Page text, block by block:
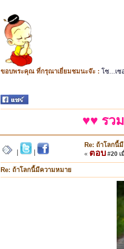
ขอบพระคุณ ที่กรุณาเยี่ยมชมนะจ๊ะ : โซ...เซ
♥♥ รว
Re: ถ้าโลกนี้
« ตอบ #20 เ
Re: ถ้าโลกนี้มีความหมาย